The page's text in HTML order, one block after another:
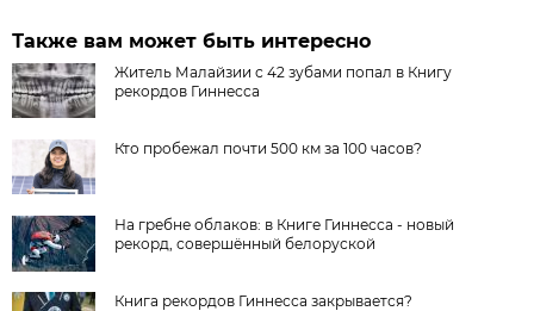
Также вам может быть интересно
Житель Малайзии с 42 зубами попал в Книгу
рекордов Гиннесса
Кто пробежал почти 500 км за 100 часов?
На гребне облаков: в Книге Гиннесса - новый
рекорд, совершённый белоруской
Книга рекордов Гиннесса закрывается?